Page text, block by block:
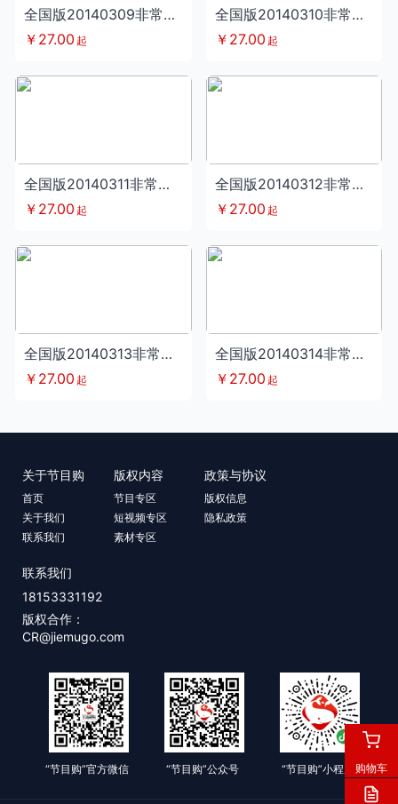
全国版20140309非常幽默第68期
￥27.00 起
全国版20140310非常幽默第69期
￥27.00 起
全国版20140311非常幽默第70期
￥27.00 起
全国版20140312非常幽默第71期
￥27.00 起
全国版20140313非常幽默第72期
￥27.00 起
全国版20140314非常幽默第73期
￥27.00 起
关于节目购
首页
关于我们
联系我们
版权内容
节目专区
短视频专区
素材专区
政策与协议
版权信息
隐私政策
联系我们
18153331192
版权合作：
CR@jiemugo.com
“节目购”官方微信 “节目购”公众号 “节目购”小程序 购物车